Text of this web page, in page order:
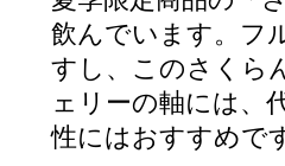
飲んでいます。フ
すし、このさくら
ェリーの軸には、
性にはおすすめで